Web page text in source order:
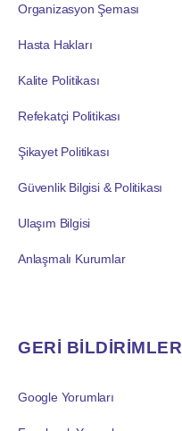
Organizasyon Şeması
Hasta Hakları
Kalite Politikası
Refekatçi Politikası
Şikayet Politikası
Güvenlik Bilgisi & Politikası
Ulaşım Bilgisi
Anlaşmalı Kurumlar
GERİ BİLDİRİMLER
Google Yorumları